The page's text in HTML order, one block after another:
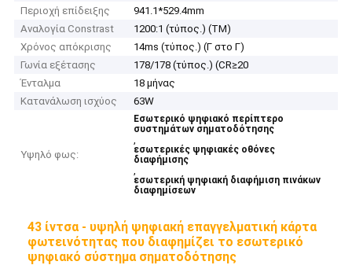
Περιοχή επίδειξης
941.1*529.4mm
Αναλογία Constrast
1200:1 (τύπος.) (TM)
Χρόνος απόκρισης
14ms (τύπος.) (Γ στο Γ)
Γωνία εξέτασης
178/178 (τύπος.) (CR≥20
Ένταλμα
18 μήνας
Κατανάλωση ισχύος
63W
Υψηλό φως:
Εσωτερικό ψηφιακό περίπτερο
συστημάτων σηματοδότησης
,
εσωτερικές ψηφιακές οθόνες
διαφήμισης
,
εσωτερική ψηφιακή διαφήμιση πινάκων
διαφημίσεων
43 ίντσα - υψηλή ψηφιακή επαγγελματική κάρτα
φωτεινότητας που διαφημίζει το εσωτερικό
ψηφιακό σύστημα σηματοδότησης